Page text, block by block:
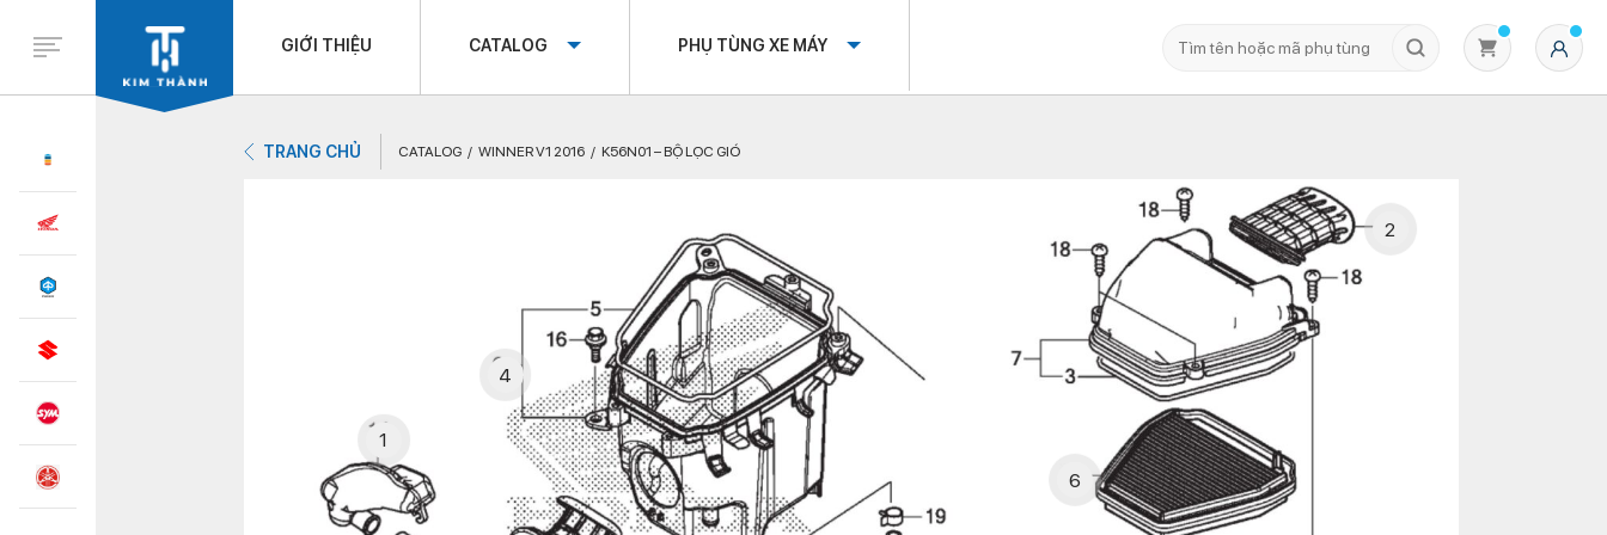
GIỚI THIỆU CATALOG PHỤ TÙNG XE MÁY
Không có sản phẩm nào trong giỏ hàng
TRANG CHỦ CATALOG WINNER V1 2016 K56N01 – BỘ LỌC GIÓ
1
2
4
6